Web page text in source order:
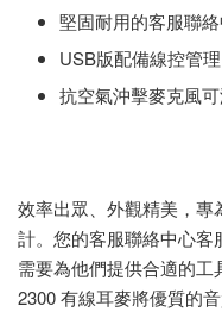
堅固耐用的客服聯絡
USB版配備線控管理
抗空氣沖擊麥克風可
效率出眾、外觀精美，專
計。您的客服聯絡中心客
需要為他們提供合適的
2300 有線耳麥將優質的